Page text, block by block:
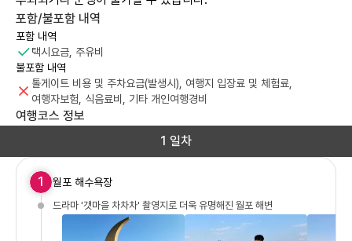
포함/불포함 내역
포함 내역
택시요금, 주유비
불포함 내역
톨게이트 비용 및 주차요금(발생시), 여행지 입장료 및 체험료,
여행자보험, 식음료비, 기타 개인여행경비
여행코스 정보
1 일차
1 월포 해수욕장
드라마 '갯마을 차차차' 촬영지로 더욱 유명해진 월포 해변